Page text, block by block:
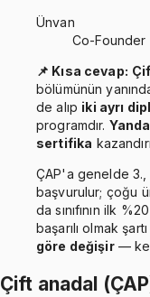
Ünvan
Co-Founder
📌 Kısa cevap:
bölümünün
de alıp iki ayrı
programdır.
sertifika
ÇAP'a genelde 3.,
başvurulur; çoğu
da sınıfının ilk
başarılı olmak şartı
göre değişir—
Çift anadal